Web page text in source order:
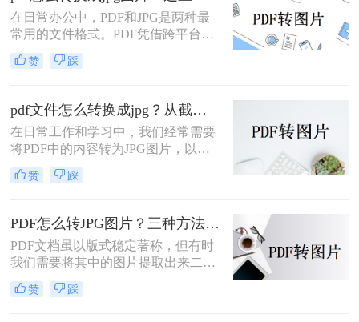
在日常办公中，PDF和JPG是两种最
常用的文件格式。PDF凭借跨平台兼
容性和文档保护特性，广泛用于合
同、报告、扫描件的存储与传输；而
合网页展示、社交媒体发布和图像编
辑。那么，PDF怎么转换成JPG图片
呢？本文将先给出三种方案的直观对
比，再逐一拆解操作步骤，您可根据
使用频率、文件数量和隐私需求快速
选择最合适的方法。
赞 踩
pdf文件怎么转换成jpg？从截图到专业软件，一篇讲清楚！
在日常工作和学习中，我们经常需要
将PDF中的内容转为JPG图片，以便
插入PPT、上传网页或通过微信分
享。PDF怎么转JPG图片？本文先给
拆解操作步骤，您可根据使用频率、
图片质量要求和操作习惯快速选择最
适合的方法。
赞 踩
PDF怎么转JPG图片？三种方法对比，一看就懂！
PDF文档虽以版式稳定著称，但有时
我们需要将其中的图片提取出来二次
编辑，或转成图片格式用于网页、
PPT等场景。那么，PDF怎么转JPG图
赞 踩